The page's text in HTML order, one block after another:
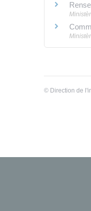
© Direction de